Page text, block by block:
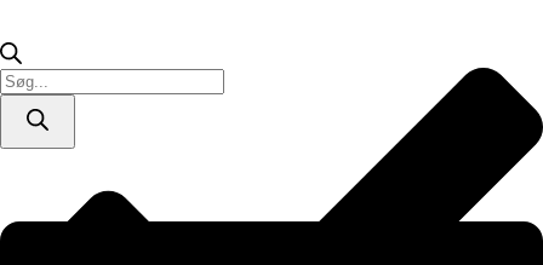
Products
search
/
lærredsprint)
antal